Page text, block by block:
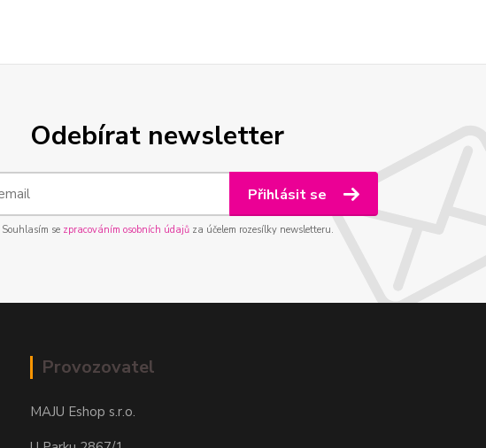
Odebírat newsletter
Přihlásit se
Souhlasím se zpracováním osobních údajůza účelem rozesílky newsletteru.
Provozovatel
MAJU Eshop s.r.o.